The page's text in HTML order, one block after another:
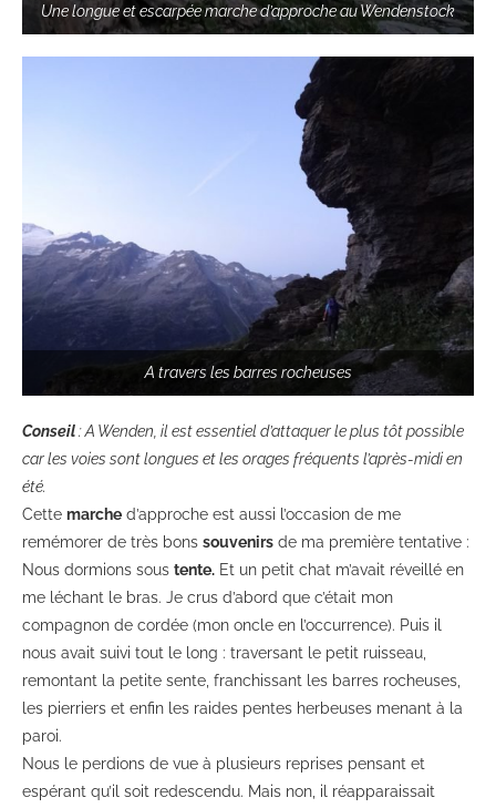
Une longue et escarpée marche d’approche au Wendenstock
A travers les barres rocheuses
Conseil: A Wenden, il est essentiel d’attaquer le plus tôt possible
car les voies sont longues et les orages fréquents l’après-midi en
été.
Cette marche d’approche est aussi l’occasion de me
remémorer de très bons souvenirs de ma première tentative :
Nous dormions sous tente. Et un petit chat m’avait réveillé en
me léchant le bras. Je crus d’abord que c’était mon
compagnon de cordée (mon oncle en l’occurrence). Puis il
nous avait suivi tout le long : traversant le petit ruisseau,
remontant la petite sente, franchissant les barres rocheuses,
les pierriers et enfin les raides pentes herbeuses menant à la
paroi.
Nous le perdions de vue à plusieurs reprises pensant et
espérant qu’il soit redescendu. Mais non, il réapparaissait